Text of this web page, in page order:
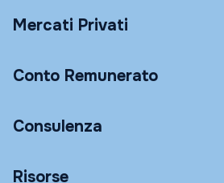
Mercati Privati
Conto Remunerato
Consulenza
Risorse